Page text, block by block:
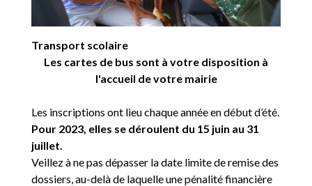
Transport scolaire
Les cartes de bus sont à votre disposition à
l'accueil de votre mairie
Les inscriptions ont lieu chaque année en début d’été.
Pour 2023, elles se déroulent du 15 juin au 31
juillet.
Veillez à ne pas dépasser la date limite de remise des
dossiers, au-delà de laquelle une pénalité financière